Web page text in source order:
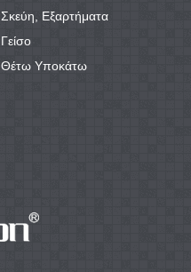
Σκεύη, Εξαρτήματα
Γείσο
Θέτω Υποκάτω